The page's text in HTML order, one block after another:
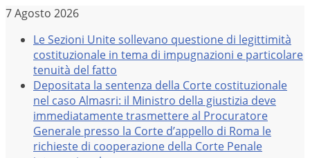
Salta
contenuto
7 Agosto 2026
Le Sezioni Unite sollevano questione di legittimità
costituzionale in tema di impugnazioni e particolare
tenuità del fatto
Depositata la sentenza della Corte costituzionale
nel caso Almasri: il Ministro della giustizia deve
immediatamente trasmettere al Procuratore
Generale presso la Corte d’appello di Roma le
richieste di cooperazione della Corte Penale